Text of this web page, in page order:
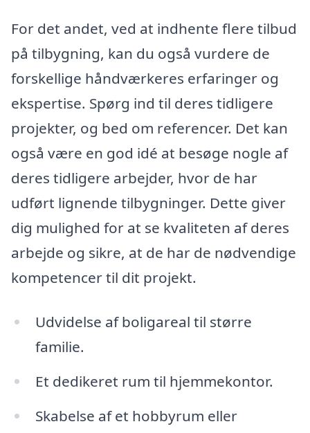
For det andet, ved at indhente flere tilbud
på tilbygning, kan du også vurdere de
forskellige håndværkeres erfaringer og
ekspertise. Spørg ind til deres tidligere
projekter, og bed om referencer. Det kan
også være en god idé at besøge nogle af
deres tidligere arbejder, hvor de har
udført lignende tilbygninger. Dette giver
dig mulighed for at se kvaliteten af deres
arbejde og sikre, at de har de nødvendige
kompetencer til dit projekt.
Udvidelse af boligareal til større
familie.
Et dedikeret rum til hjemmekontor.
Skabelse af et hobbyrum eller